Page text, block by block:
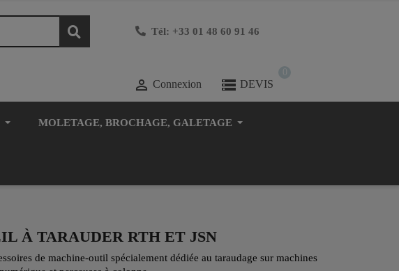
Tél: +33 01 48 60 91 46
 Connexion DEVIS
MOLETAGE, BROCHAGE, GALETAGE
À TARAUDER RTH ET JSN
de machine-outil spécialement dédiée au taraudage sur machines